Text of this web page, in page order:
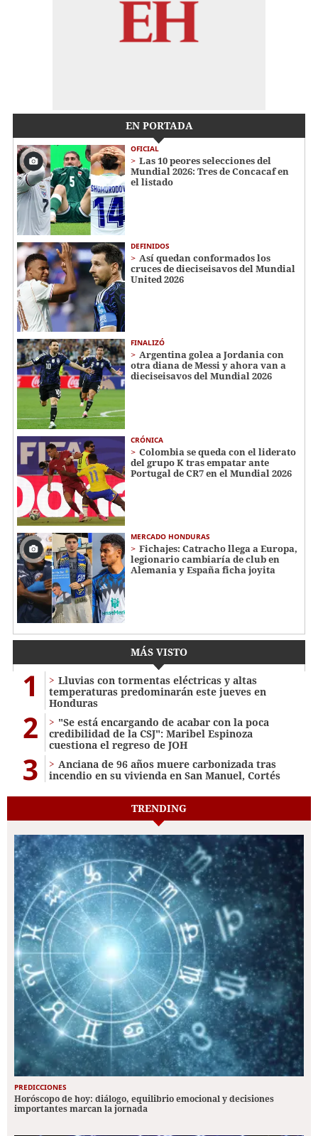
EN PORTADA
OFICIAL
Las 10 peores selecciones del
Mundial 2026: Tres de Concacaf en
el listado
DEFINIDOS
Así quedan conformados los
cruces de dieciseisavos del Mundial
United 2026
FINALIZÓ
Argentina golea a Jordania con
otra diana de Messi y ahora van a
dieciseisavos del Mundial 2026
CRÓNICA
Colombia se queda con el liderato
del grupo K tras empatar ante
Portugal de CR7 en el Mundial 2026
MERCADO HONDURAS
Fichajes: Catracho llega a Europa,
legionario cambiaría de club en
Alemania y España ficha joyita
MÁS VISTO
1
Lluvias con tormentas eléctricas y altas
temperaturas predominarán este jueves en
Honduras
2
"Se está encargando de acabar con la poca
credibilidad de la CSJ": Maribel Espinoza
cuestiona el regreso de JOH
3
Anciana de 96 años muere carbonizada tras
incendio en su vivienda en San Manuel, Cortés
TRENDING
PREDICCIONES
Horóscopo de hoy: diálogo, equilibrio emocional y decisiones
importantes marcan la jornada